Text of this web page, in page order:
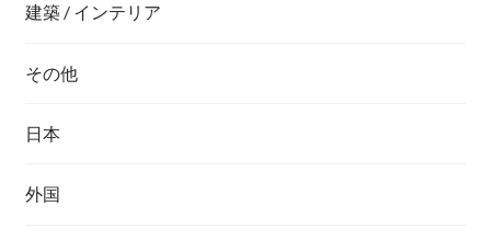
建築 / インテリア
その他
日本
外国